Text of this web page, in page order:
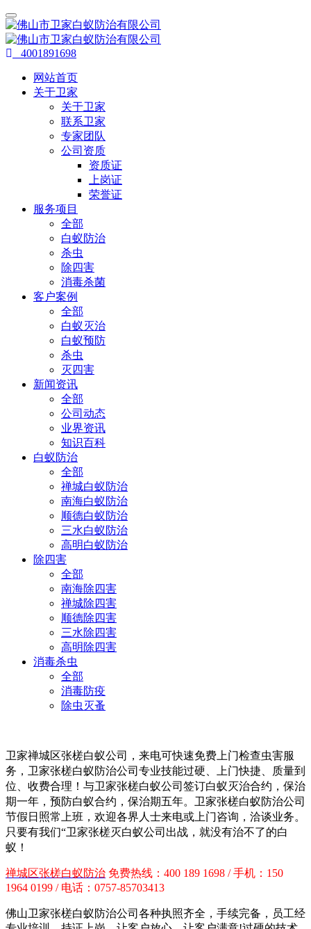
4001891698
网站首页
关于卫家
关于卫家
联系卫家
专家团队
公司资质
资质证
上岗证
荣誉证
服务项目
全部
白蚁防治
杀虫
除四害
消毒杀菌
客户案例
全部
白蚁灭治
白蚁预防
杀虫
灭四害
新闻资讯
全部
公司动态
业界资讯
知识百科
白蚁防治
全部
禅城白蚁防治
南海白蚁防治
顺德白蚁防治
三水白蚁防治
高明白蚁防治
除四害
全部
南海除四害
禅城除四害
顺德除四害
三水除四害
高明除四害
消毒杀虫
全部
消毒防疫
除虫灭蚤
卫家禅城区张槎白蚁公司，来电可快速免费上门检查虫害服
务， 卫家张槎白蚁防治公司专业技能过硬、上门快捷、质量到
位、收费合理！与卫家张槎白蚁公司 签订白蚁灭治合约，保治
期一年，预防白蚁合约，保治期五年。卫家张槎白蚁防治公司
节假日照常上班，欢迎各界人士来电或上门咨询，洽谈业务。
只要有我们“卫家张槎灭白蚁公司出战，就没有治不了的白
蚁！
禅城区张槎白蚁防治 免费热线：400 189 1698 / 手机：150
1964 0199 / 电话：0757-85703413
佛山卫家张槎白蚁防治公司各种执照齐全，手续完备，员工经